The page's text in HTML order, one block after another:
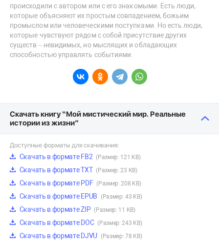
происходили с автором или с его знакомыми. Есть люди,
которые объясняют их простым совпадением, божьим
промыслом или человеческими поступками. Но есть люди,
которые чувствуют рядом с собой присутствие других
существ – невидимых, но мыслящих и обладающих
способностью управлять событиями.
Скачать книгу “Мой мистический мир. Реальные
истории из жизни”
Доступные форматы для скачивания:
Скачать в формате FB2 (Размер: 121 KB)
Скачать в формате TXT (Размер: 23 KB)
Скачать в формате PDF (Размер: 208 KB)
Скачать в формате EPUB (Размер: 43 KB)
Скачать в формате ZIP (Размер: 11 KB)
Скачать в формате DOC (Размер: 243 KB)
Скачать в формате DJVU (Размер: 78 KB)